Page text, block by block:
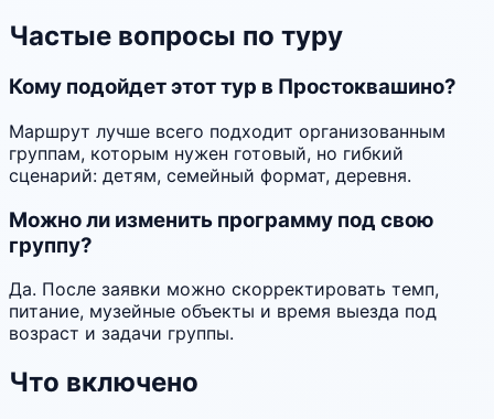
Частые вопросы по туру
Кому подойдет этот тур в Простоквашино?
Маршрут лучше всего подходит организованным
группам, которым нужен готовый, но гибкий
сценарий: детям, семейный формат, деревня.
Можно ли изменить программу под свою
группу?
Да. После заявки можно скорректировать темп,
питание, музейные объекты и время выезда под
возраст и задачи группы.
Что включено